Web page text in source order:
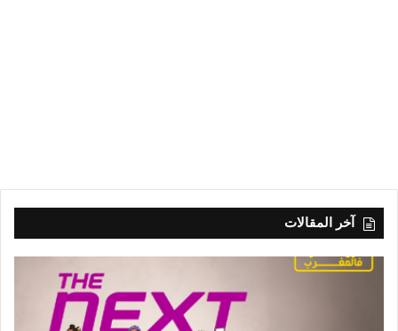
آخر المقالات